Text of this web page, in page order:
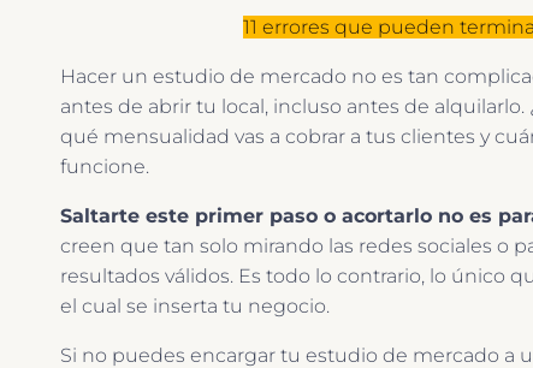
11 errores que pueden
Hacer un estudio de mercado no es tan
antes de abrir tu local, incluso antes de
qué mensualidad vas a cobrar a tus clientes y
funcione.
Saltarte este primer paso o acortarlo no es
creen que tan solo mirando las redes sociales o
resultados válidos. Es todo lo contrario, lo único
el cual se inserta tu negocio.
Si no puedes encargar tu estudio de mercado a